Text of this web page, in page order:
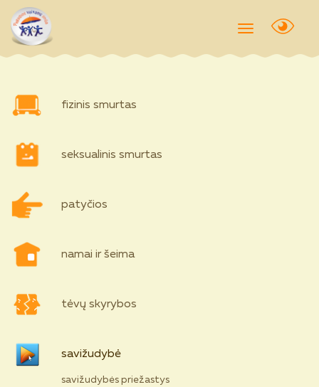
Toggle
fizinis smurtas
seksualinis smurtas
patyčios
namai ir šeima
tėvų skyrybos
savižudybė
savižudybės priežastys